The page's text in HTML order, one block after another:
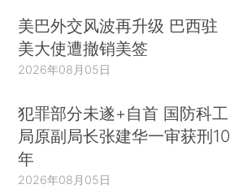
美巴外交风波再升级 巴西驻
美大使遭撤销美签
2026年08月05日
犯罪部分未遂+自首 国防科工
局原副局长张建华一审获刑10
年
2026年08月05日